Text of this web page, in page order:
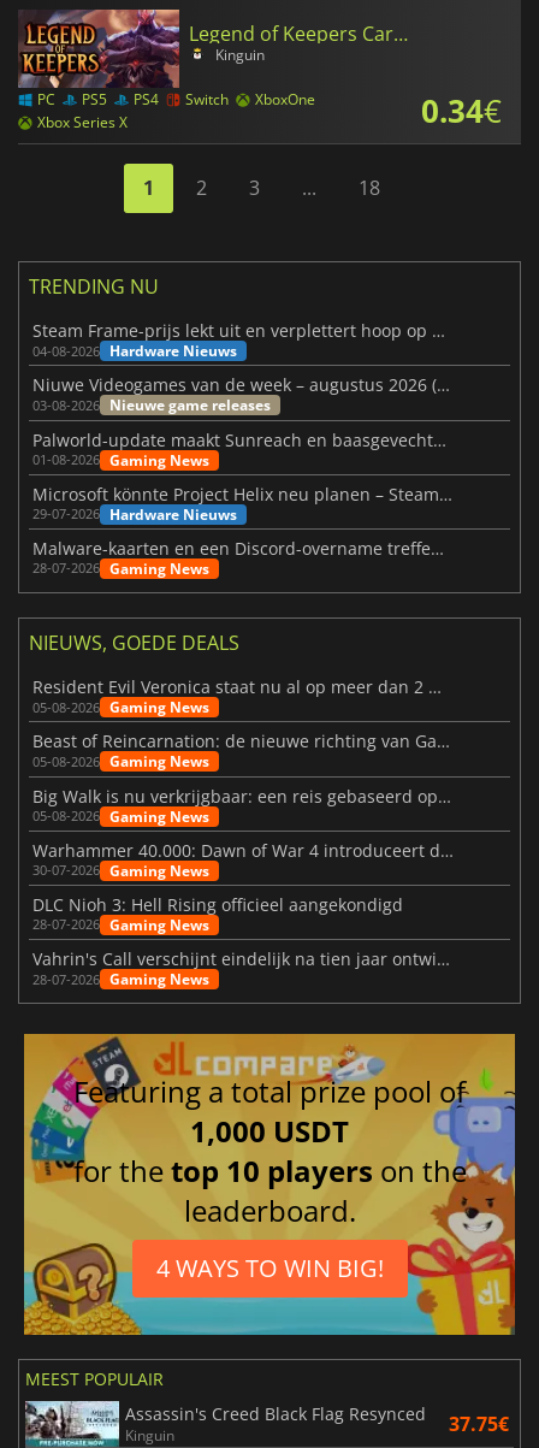
Legend of Keepers Career of a Dungeon Manager
Kinguin
PC PS5 PS4 Switch
XboxOne
Xbox Series X
0.34€
1 2 3 ... 18
TRENDING NU
Steam Frame-prijs lekt uit en verplettert hoop op betaalbare VR
04-08-2026 Hardware Nieuws
Niuwe Videogames van de week – augustus 2026 (week 32)
03-08-2026 Nieuwe game releases
Palworld-update maakt Sunreach en baasgevechten stabieler
01-08-2026 Gaming News
Microsoft könnte Project Helix neu planen – Steam-Support wackelt
29-07-2026 Hardware Nieuws
Malware-kaarten en een Discord-overname treffen Meccha Chameleon
28-07-2026 Gaming News
NIEUWS, GOEDE DEALS
Resident Evil Veronica staat nu al op meer dan 2 miljoen verlanglijstjes
05-08-2026 Gaming News
Beast of Reincarnation: de nieuwe richting van Game Freak
05-08-2026 Gaming News
Big Walk is nu verkrijgbaar: een reis gebaseerd op vriendschap
05-08-2026 Gaming News
Warhammer 40.000: Dawn of War 4 introduceert de Necron-factie
30-07-2026 Gaming News
DLC Nioh 3: Hell Rising officieel aangekondigd
28-07-2026 Gaming News
Vahrin's Call verschijnt eindelijk na tien jaar ontwikkeling
28-07-2026 Gaming News
Featuring a total prize pool of
1,000 USDT
for thetop 10 players on the
leaderboard.
4 WAYS TO WIN BIG!
MEEST POPULAIR
Assassin's Creed Black Flag Resynced
Kinguin 37.75€